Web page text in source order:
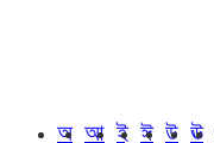
অ আ ই ঈ উ ঊ